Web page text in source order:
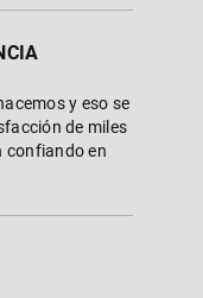
y eso se
de miles
confiando en